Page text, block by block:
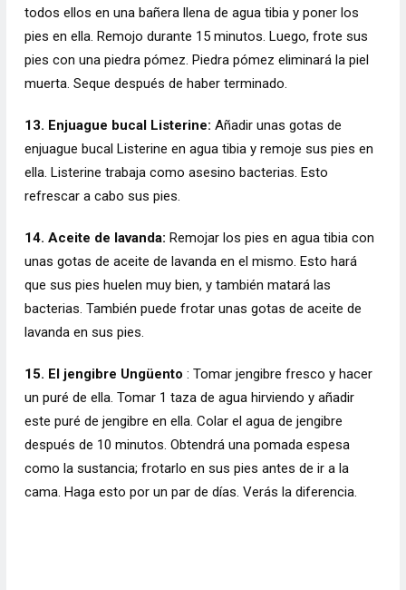
todos ellos en una bañera llena de agua tibia y poner los
pies en ella. Remojo durante 15 minutos. Luego, frote sus
pies con una piedra pómez. Piedra pómez eliminará la piel
muerta. Seque después de haber terminado.
13. Enjuague bucal Listerine: Añadir unas gotas de
enjuague bucal Listerine en agua tibia y remoje sus pies en
ella. Listerine trabaja como asesino bacterias. Esto
refrescar a cabo sus pies.
14. Aceite de lavanda: Remojar los pies en agua tibia con
unas gotas de aceite de lavanda en el mismo. Esto hará
que sus pies huelen muy bien, y también matará las
bacterias. También puede frotar unas gotas de aceite de
lavanda en sus pies.
15. El jengibre Ungüento : Tomar jengibre fresco y hacer
un puré de ella. Tomar 1 taza de agua hirviendo y añadir
este puré de jengibre en ella. Colar el agua de jengibre
después de 10 minutos. Obtendrá una pomada espesa
como la sustancia; frotarlo en sus pies antes de ir a la
cama. Haga esto por un par de días. Verás la diferencia.